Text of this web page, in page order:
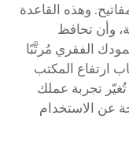
وهذه القاعدة
وأن تحافظ
الفقري مُرتَّبًا
ارتفاع المكتب
تجربة عملك
عن الاستخدام